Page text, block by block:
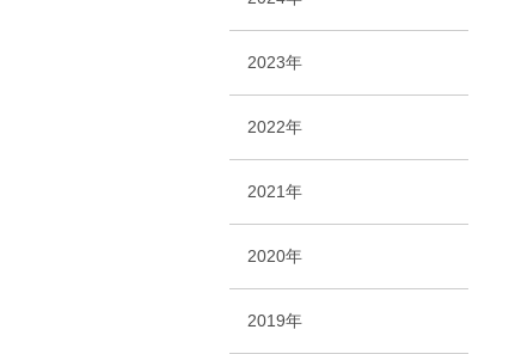
2023年
2022年
2021年
2020年
2019年